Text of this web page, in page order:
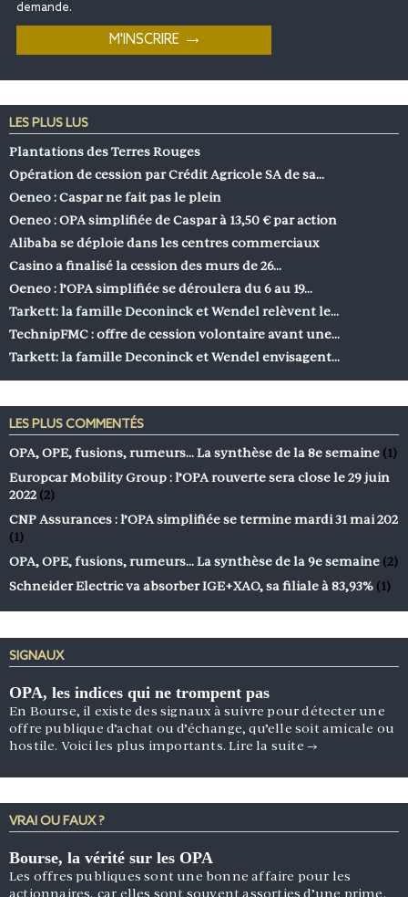
demande.
LES PLUS LUS
Plantations des Terres Rouges
Opération de cession par Crédit Agricole SA de sa…
Oeneo : Caspar ne fait pas le plein
Oeneo : OPA simplifiée de Caspar à 13,50 € par action
Alibaba se déploie dans les centres commerciaux
Casino a finalisé la cession des murs de 26…
Oeneo : l’OPA simplifiée se déroulera du 6 au 19…
Tarkett: la famille Deconinck et Wendel relèvent le…
TechnipFMC : offre de cession volontaire avant une…
Tarkett: la famille Deconinck et Wendel envisagent…
LES PLUS COMMENTÉS
OPA, OPE, fusions, rumeurs… La synthèse de la 8e semaine (1)
Europcar Mobility Group : l’OPA rouverte sera close le 29 juin
2022 (2)
CNP Assurances : l’OPA simplifiée se termine mardi 31 mai 202
(1)
OPA, OPE, fusions, rumeurs… La synthèse de la 9e semaine (2)
Schneider Electric va absorber IGE+XAO, sa filiale à 83,93% (1)
SIGNAUX
OPA, les indices qui ne trompent pas
En Bourse, il existe des signaux à suivre pour détecter une
offre publique d’achat ou d’échange, qu’elle soit amicale ou
hostile. Voici les plus importants.Lire la suite →
VRAI OU FAUX ?
Bourse, la vérité sur les OPA
Les offres publiques sont une bonne affaire pour les
actionnaires, car elles sont souvent assorties d’une prime.